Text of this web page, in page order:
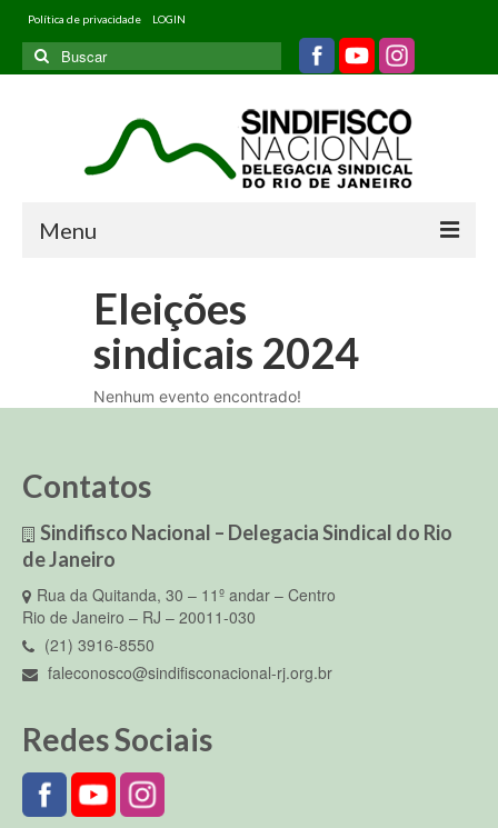
Política de privacidade LOGIN
Buscar
por:
Menu
Quem somos
Jurídico
Eleições
sindicais 2024
Nenhum evento encontrado!
Contatos
Sindifisco Nacional – Delegacia Sindical do Rio
de Janeiro
Rua da Quitanda, 30 – 11º andar – Centro
Rio de Janeiro – RJ – 20011-030
(21) 3916-8550
faleconosco@sindifisconacional-rj.org.br
Redes Sociais